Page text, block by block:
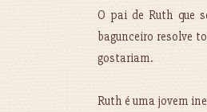
O pai de Ruth que
bagunceiro resolve
gostariam.
Ruth é uma jovem